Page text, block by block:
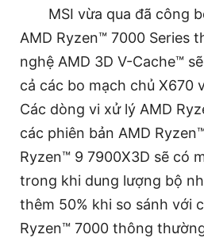
MSI vừa qua đã công
AMD Ryzen™ 7000 Series
nghệ AMD 3D V-Cache™
cả các bo mạch chủ X670
Các dòng vi xử lý AMD
các phiên bản AMD
Ryzen™ 9 7900X3D sẽ có
trong khi dung lượng bộ
thêm 50% khi so sánh với
Ryzen™ 7000 thông